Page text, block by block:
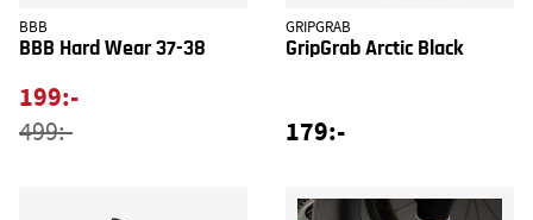
BBB
BBB Hard Wear 37-38
199:-
499:-
GRIPGRAB
GripGrab Arctic Black
179:-